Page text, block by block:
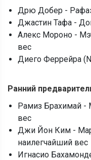
Дрю Добер -
Джастин Тафа -
Алекс Мороно -
вес
Диего Феррейра
Ранний
Рамиз Брахимай -
вес
Джи Йон Ким -
наилегчайший вес
Игнасио